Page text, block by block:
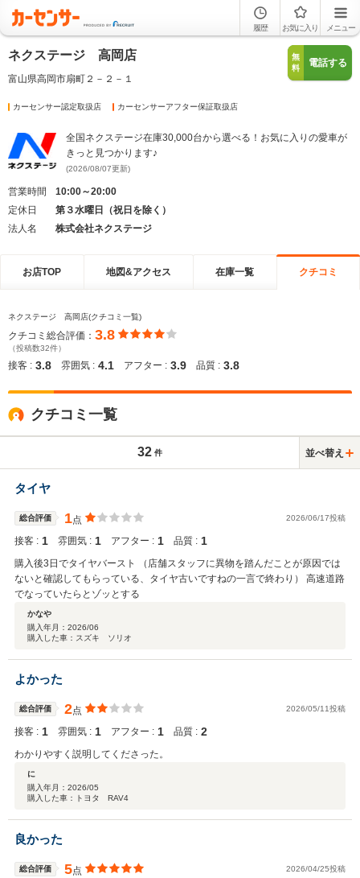
履歴 お気に入り メニュー
ネクステージ 高岡店
富山県高岡市扇町２－２－１
無
料
電話する
カーセンサー認定取扱店 カーセンサーアフター保証取扱店
全国ネクステージ在庫30,000台から選べる！お気に入りの愛車が
きっと見つかります♪
(2026/08/07更新)
営業時間
10:00～20:00
定休日
第３水曜日（祝日を除く）
法人名
株式会社ネクステージ
お店TOP 地図&アクセス 在庫一覧 クチコミ
ネクステージ 高岡店(クチコミ一覧)
クチコミ総合評価： 3.8
（投稿数32件）
接客 : 3.8 雰囲気 : 4.1 アフター : 3.9 品質 : 3.8
クチコミ一覧
32 件 並べ替え
タイヤ
総合評価 1点 2026/06/17投稿
接客 : 1 雰囲気 : 1 アフター : 1 品質 : 1
購入後3日でタイヤバースト （店舗スタッフに異物を踏んだことが原因では
ないと確認してもらっている、タイヤ古いですねの一言で終わり） 高速道路
でなっていたらとゾッとする
かなや
購入年月： 2026/06
購入した車：スズキ ソリオ
よかった
総合評価 2点 2026/05/11投稿
接客 : 1 雰囲気 : 1 アフター : 1 品質 : 2
わかりやすく説明してくださった。
に
購入年月： 2026/05
購入した車：トヨタ RAV4
良かった
総合評価 5点 2026/04/25投稿